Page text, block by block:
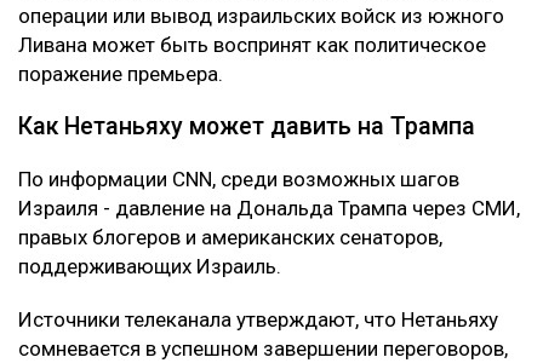
операции или вывод израильских войск из южного
Ливана может быть воспринят как политическое
поражение премьера.
Как Нетаньяху может давить на Трампа
По информации CNN, среди возможных шагов
Израиля - давление на Дональда Трампа через СМИ,
правых блогеров и американских сенаторов,
поддерживающих Израиль.
Источники телеканала утверждают, что Нетаньяху
сомневается в успешном завершении переговоров,